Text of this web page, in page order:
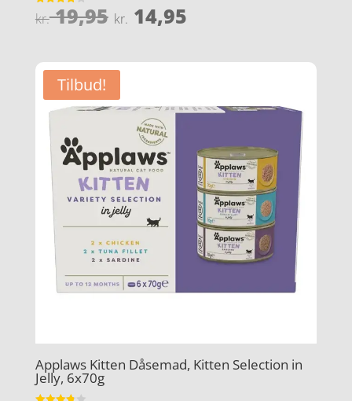
Vurderet
3.9
kr.19,95 Den
oprindelige
pris
var:
kr. 19,95.
kr. 14,95Den
pris
Tilbud!
Applaws Kitten Dåsemad, Kitten Selection in
Jelly, 6x70g